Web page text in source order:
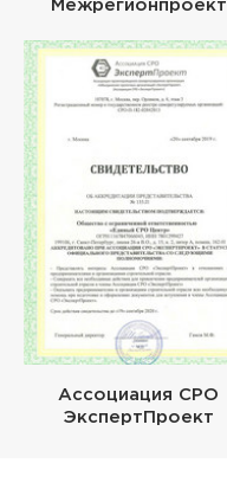
Межрегионпроект
Ассоциация СРО
ЭкспертПроект